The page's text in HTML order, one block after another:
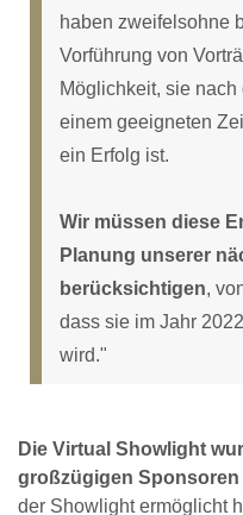
haben zweifelsohne
Vorführung von
Möglichkeit, sie nach
einem geeigneten
ein Erfolg ist.
Wir müssen diese
Planung unserer
berücksichtigen,
dass sie im Jahr
wird."
Die Virtual Showlight
großzügigen
der Showlight ermöglicht